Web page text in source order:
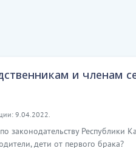
и членам
9.04.2022.
законодательству Республики
дети от первого брака?